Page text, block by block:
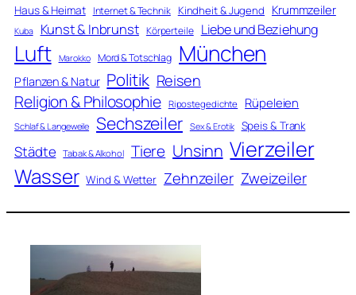
Haus & Heimat Internet & Technik Kindheit & Jugend Krummzeiler
Kuba Kunst & Inbrunst Körperteile Liebe und Beziehung
Luft Marokko Mord & Totschlag München
Pflanzen & Natur Politik Reisen
Religion & Philosophie Ripostegedichte Rüpeleien
Schlaf & Langeweile Sechszeiler Sex & Erotik Speis & Trank
Städte Tabak & Alkohol Tiere Unsinn Vierzeiler
Wasser Wind & Wetter Zehnzeiler Zweizeiler